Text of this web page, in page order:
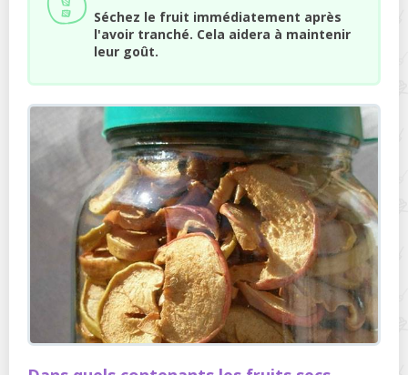
Séchez le fruit immédiatement après
l'avoir tranché. Cela aidera à maintenir
leur goût.